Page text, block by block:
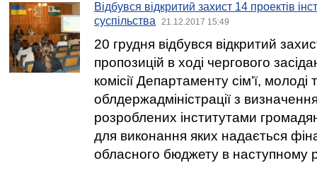
Відбувся відкритий захист 14 проектів
суспільства
21.12.2017 15:49
20 грудня відбувся відкритий
пропозицій в ході чергового
комісії Департаменту сім’ї, молоді
облдержадміністрації з
розроблених інститутами
для виконання яких надається
обласного бюджету в наступному